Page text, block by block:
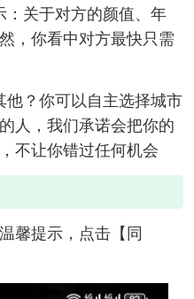
关于对方的颜值、年
，你看中对方最快只需
？你可以自主选择城市
人，我们承诺会把你的
不让你错过任何机会
馨提示，点击【同